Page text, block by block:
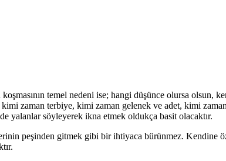
temel nedeni ise; hangi düşünce olursa olsun,
kimi zaman terbiye, kimi zaman gelenek ve adet, kimi
yalanlar söyleyerek ikna etmek oldukça basit olacaktır.
peşinden gitmek gibi bir ihtiyaca bürünmez. Kendine